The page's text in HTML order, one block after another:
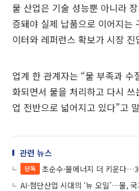
물 산업은 기술 성능뿐 아니라
증돼야 실제 납품으로 이어지는
이터와 레퍼런스 확보가 시장 진
업계 한 관계자는 “물 부족과 수
화되면서 물을 처리하고 다시
업 전반으로 넓어지고 있다”고
관련 뉴스
단독
초순수·물에너지 더 키운다…3000억
AI·첨단산업 시대의 ‘뉴 오일’…물,